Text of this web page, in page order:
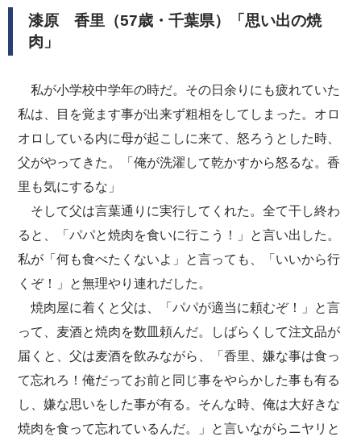
漆原 香里（57歳・千葉県）「思い出の焼
肉」
私が小学校中学年の時だ。その日余りにも疲れていた
私は、目を覚ます事が出来ず粗相をしてしまった。オロ
オロしている内に母が起こしに来て、怒ろうとした時、
父がやってきた。「俺が洗濯して乾かすから怒るな。香
里も気にするな」
そして父は言葉通りに実行してくれた。全て干し終わ
ると、「パパと焼肉を食いに行こう！」と言い出した。
私が「何も食べたくないよ」と言っても、「いいから行
くぞ！」と無理やり連れだした。
焼肉屋に着くと父は、「パパが適当に頼むぞ！」と言
って、麦酒と焼肉を数皿頼んだ。しばらくして注文品が
届くと、父は麦酒を飲みながら、「香里、嫌な事は食っ
て忘れろ！俺だってお前と同じ事をやらかした事も有る
し、嫌な思いをした事が有る。そんな時、俺は大好きな
焼肉を食って忘れているんだ。」と言いながらニヤリと